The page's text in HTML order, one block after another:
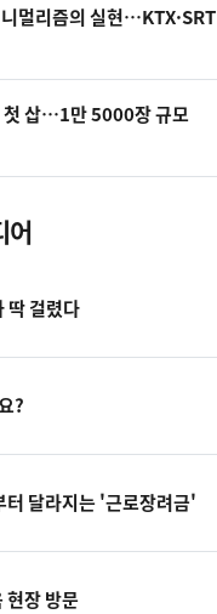
멀리즘의 실현…KTX·SRT
삽…1만 5000장 규모
어
걸렸다
?
달라지는 '근로장려금'
현장 방문